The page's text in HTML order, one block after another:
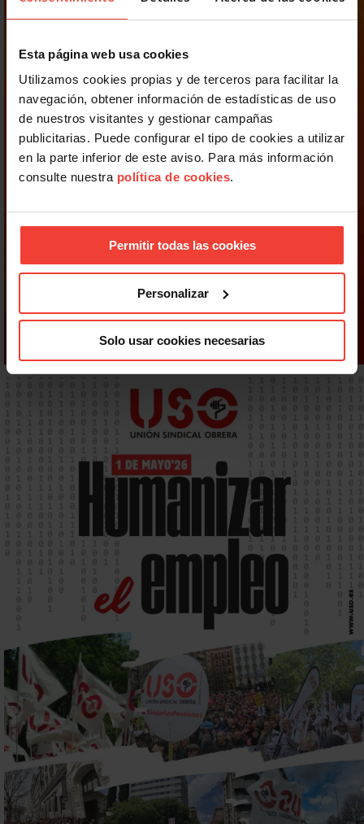
Esta página web usa cookies
Utilizamos cookies propias y de terceros para facilitar la
navegación, obtener información de estadísticas de uso
de nuestros visitantes y gestionar campañas
publicitarias. Puede configurar el tipo de cookies a utilizar
en la parte inferior de este aviso. Para más información
consulte nuestra política de cookies.
Permitir todas las cookies
Personalizar
Solo usar cookies necesarias